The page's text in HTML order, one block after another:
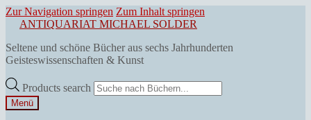
Zur Navigation springen Zum Inhalt springen
ANTIQUARIAT MICHAEL SOLDER
Seltene und schöne Bücher aus sechs Jahrhunderten
Geisteswissenschaften & Kunst
Products search
Menü